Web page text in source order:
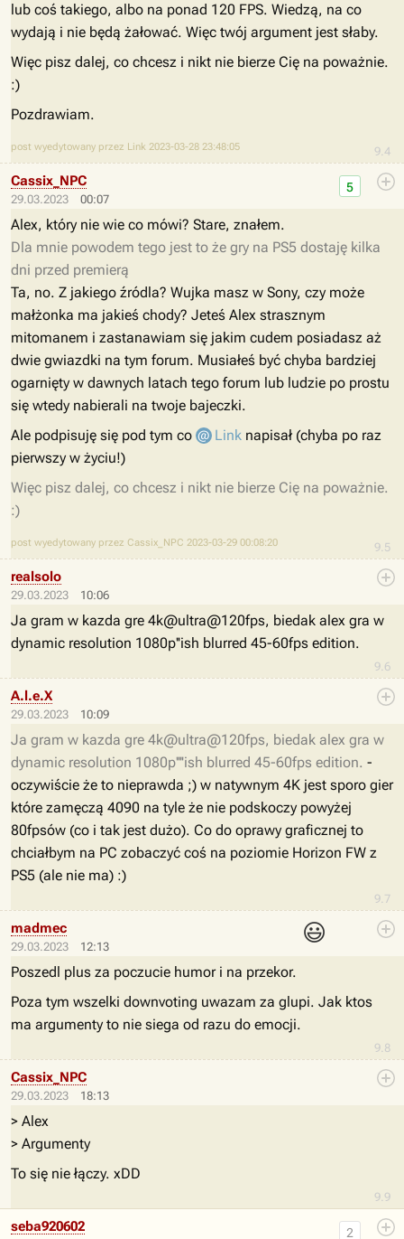
9.4
lub coś takiego, albo na ponad 120 FPS. Wiedzą, na co
wydają i nie będą żałować. Więc twój argument jest słaby.
Więc pisz dalej, co chcesz i nikt nie bierze Cię na poważnie.
:)
Pozdrawiam.
post wyedytowany przez Link 2023-03-28 23:48:05
29.03.2023 00:07
9.5
5
Cassix_NPC
Alex, który nie wie co mówi? Stare, znałem.
Dla mnie powodem tego jest to że gry na PS5 dostaję kilka
dni przed premierą
Ta, no. Z jakiego źródla? Wujka masz w Sony, czy może
małżonka ma jakieś chody? Jeteś Alex strasznym
mitomanem i zastanawiam się jakim cudem posiadasz aż
dwie gwiazdki na tym forum. Musiałeś być chyba bardziej
ogarnięty w dawnych latach tego forum lub ludzie po prostu
się wtedy nabierali na twoje bajeczki.
Ale podpisuję się pod tym co
Link napisał (chyba po raz
pierwszy w życiu!)
Więc pisz dalej, co chcesz i nikt nie bierze Cię na poważnie.
:)
post wyedytowany przez Cassix_NPC 2023-03-29 00:08:20
29.03.2023 10:06
9.6
realsolo
Ja gram w kazda gre 4k@ultra@120fps, biedak alex gra w
dynamic resolution 1080p''ish blurred 45-60fps edition.
29.03.2023 10:09
9.7
A.l.e.X
Ja gram w kazda gre 4k@ultra@120fps, biedak alex gra w
dynamic resolution 1080p''''ish blurred 45-60fps edition. -
oczywiście że to nieprawda ;) w natywnym 4K jest sporo gier
które zamęczą 4090 na tyle że nie podskoczy powyżej
80fpsów (co i tak jest dużo). Co do oprawy graficznej to
chciałbym na PC zobaczyć coś na poziomie Horizon FW z
PS5 (ale nie ma) :)
29.03.2023 12:13
😃
9.8
madmec
Poszedl plus za poczucie humor i na przekor.
Poza tym wszelki downvoting uwazam za glupi. Jak ktos
ma argumenty to nie siega od razu do emocji.
29.03.2023 18:13
9.9
Cassix_NPC
> Alex
> Argumenty
To się nie łączy. xDD
2
seba920602